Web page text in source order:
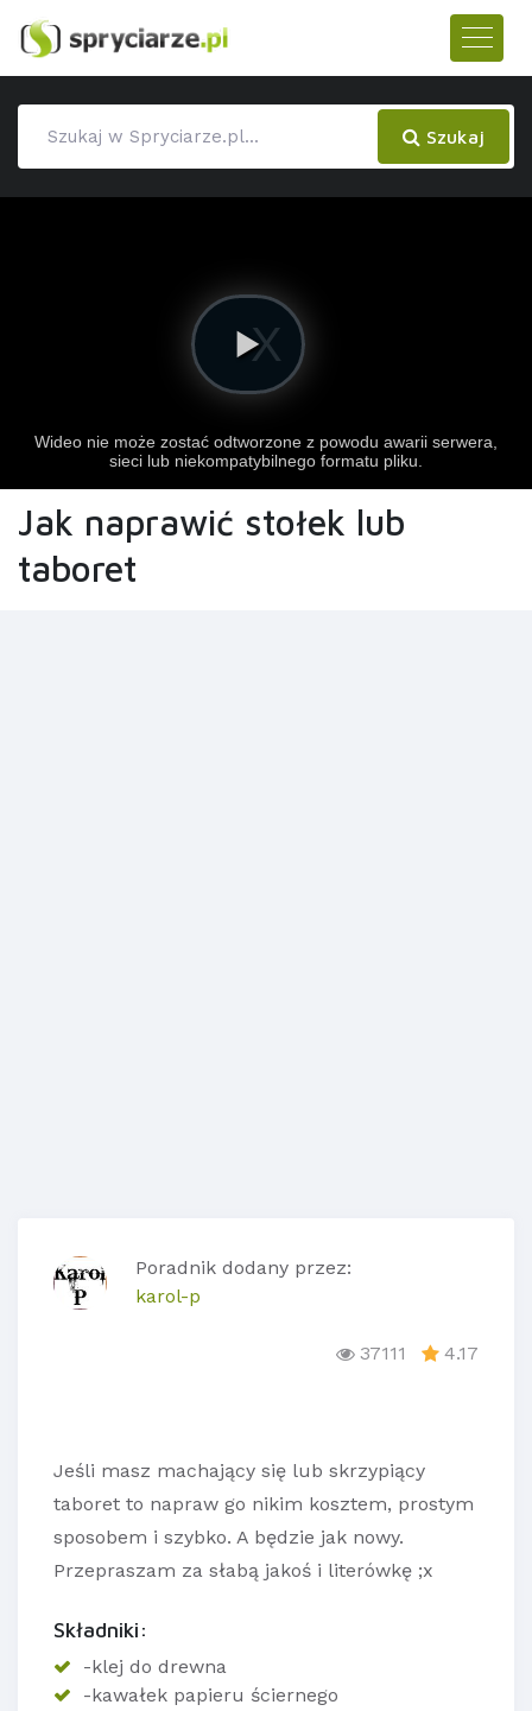
Szukaj
Jak naprawić stołek lub
taboret
Poradnik dodany przez:
karol-p
37111 4.17
Jeśli masz machający się lub skrzypiący
taboret to napraw go nikim kosztem, prostym
sposobem i szybko. A będzie jak nowy.
Przepraszam za słabą jakoś i literówkę ;x
Składniki:
-klej do drewna
-kawałek papieru ściernego